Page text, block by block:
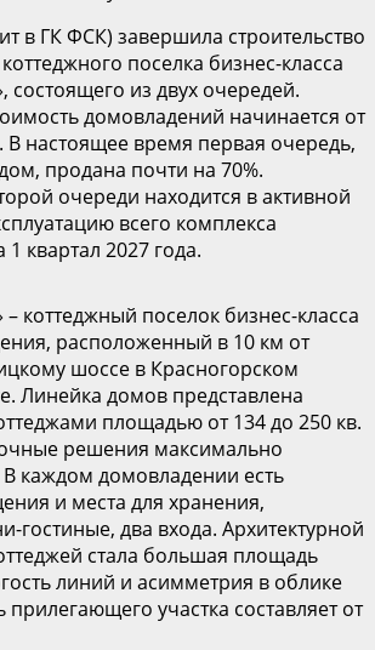
в ГК ФСК) завершила строительство
поселка бизнес-класса
состоящего из двух очередей.
домовладений начинается от
В настоящее время первая очередь,
продана почти на 70%.
очереди находится в активной
всего комплекса
квартал 2027 года.
коттеджный поселок бизнес-класса
расположенный в 10 км от
шоссе в Красногорском
Линейка домов представлена
площадью от 134 до 250 кв.
решения максимально
каждом домовладении есть
и места для хранения,
гостиные, два входа. Архитектурной
стала большая площадь
линий и асимметрия в облике
участка составляет от